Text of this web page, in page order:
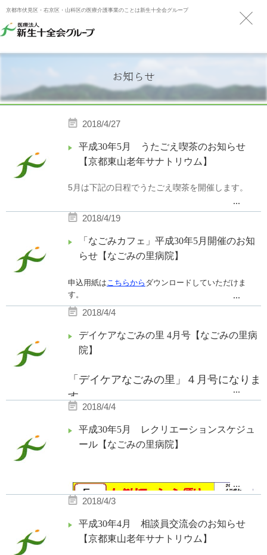
京都市伏見区・右京区・山科区の医療介護事業のことは新生十全会グループ
お知らせ
2018/4/27
平成30年5月 うたごえ喫茶のお知らせ
【京都東山老年サナトリウム】
5月は下記の日程でうたごえ喫茶を開催します。
日時：平成30年5月23日(水)15：00〜15：30
場所：京都東山老年サナトリウム I棟ホール
コーヒーやお菓子を用意してお待ちしております。
皆様お気軽にお越し下さい。
...
2018/4/19
「なごみカフェ」平成30年5月開催のお知
らせ【なごみの里病院】
申込用紙は こちらから ダウンロードしていただけま
す。
郵送・FAXでのお申込みにご使用下さい。
...
2018/4/4
デイケアなごみの里 4月号【なごみの里病
院】
「デイケアなごみの里」４月号になりま
す。
ぜひご覧ください。
...
2018/4/4
平成30年5月 レクリエーションスケジュ
ール【なごみの里病院】
...
2018/4/3
平成30年4月 相談員交流会のお知らせ
【京都東山老年サナトリウム】